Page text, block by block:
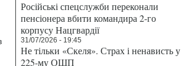
Російські спецслужби переконали
пенсіонера вбити командира 2-го
корпусу Нацгвардії
31/07/2026 - 19:45
Не тільки «Скеля». Страх і ненависть у
225-му ОШП